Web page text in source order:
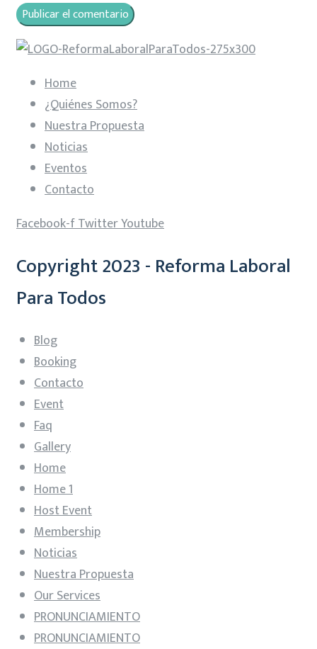
Home
¿Quiénes Somos?
Nuestra Propuesta
Noticias
Eventos
Contacto
Facebook-fTwitterYoutube
Copyright 2023 - Reforma Laboral
Para Todos
Blog
Booking
Contacto
Event
Faq
Gallery
Home
Home 1
Host Event
Membership
Noticias
Nuestra Propuesta
Our Services
PRONUNCIAMIENTO
PRONUNCIAMIENTO